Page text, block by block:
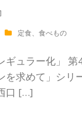
定食、 食べもの
ギュラー化」
を求めて」シリ
口 […]